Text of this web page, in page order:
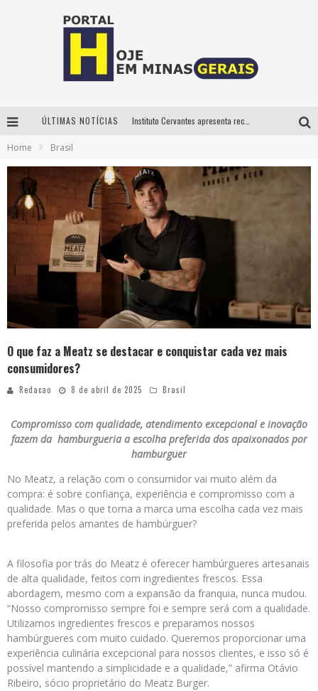
ÚLTIMAS NOTÍCIAS
É neste sábado: Marcelinho de Lima e Trio Virgulino agitam o Forró do Givanildo em Pedro Leopoldo
Home Brasil
O que faz a Meatz se destacar e conquistar cada vez mais
consumidores?
Redacao 8 de abril de 2025 Brasil
Compromisso com qualidade, atendimento excepcional e inovação
fazem da hamburgueria a escolha preferida dos apaixonados por
hamburguer
No Meatz, a relação com o consumidor vai muito além da
compra: é sobre confiança, experiência e compromisso com a
qualidade. Mas o que torna a marca uma escolha cada vez mais
preferida pelos amantes de hambúrguer?
A filosofia por trás do Meatz é oferecer hambúrgueres artesanais
de alta qualidade, feitos com ingredientes frescos. Essa
abordagem, mesmo com a expansão da franquia, nunca mudou.
“Nosso compromisso sempre foi e sempre será com a qualidade.
Utilizamos ingredientes frescos e preparamos nossos
hambúrgueres com muito cuidado. Queremos proporcionar uma
experiência culinária excepcional para nossos clientes, e isso só é
possível mantendo a simplicidade e a qualidade,” afirma Otávio
Ribeiro, sócio proprietário do Meatz Burger.